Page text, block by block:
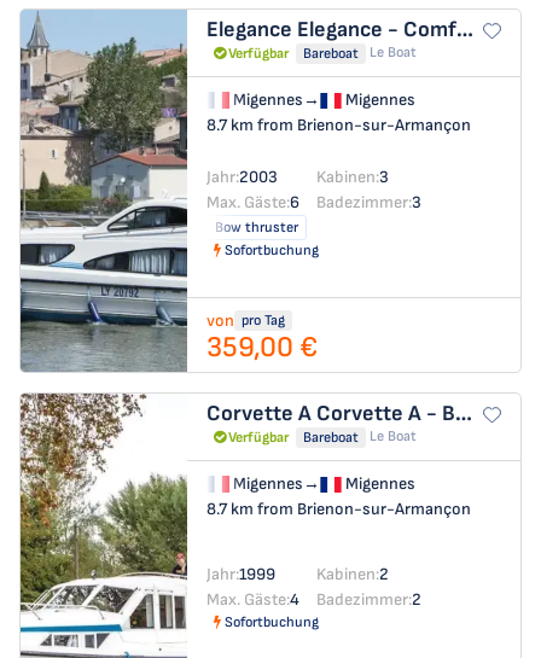
Elegance Elegance - Comfort 25
Verfügbar Bareboat Le Boat
Migennes→
Migennes
8.7 km from Brienon-sur-Armançon
Jahr:2003 Kabinen:3
Max. Gäste:6 Badezimmer:3
Bow thruster
Sofortbuchung
von pro Tag
359,00 €
Corvette A Corvette A - Budget 12
Verfügbar Bareboat Le Boat
Migennes→
Migennes
8.7 km from Brienon-sur-Armançon
Jahr:1999 Kabinen:2
Max. Gäste:4 Badezimmer:2
Sofortbuchung